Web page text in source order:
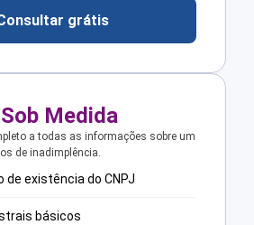
grátis
Medida
a todas as informações sobre um
de inadimplência.
de existência do CNPJ
básicos